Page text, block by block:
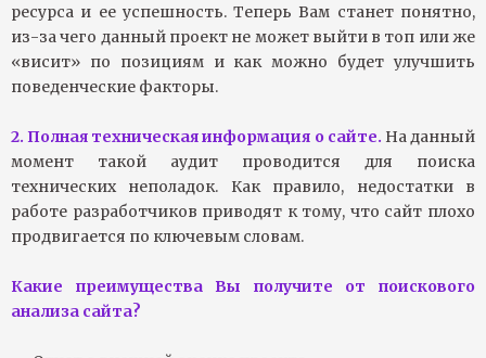
ресурса и ее успешность. Теперь Вам станет понятно,
из-за чего данный проект не может выйти в топ или же
«висит» по позициям и как можно будет улучшить
поведенческие факторы.
2. Полная техническая информация о сайте. На данный
момент такой аудит проводится для поиска
технических неполадок. Как правило, недостатки в
работе разработчиков приводят к тому, что сайт плохо
продвигается по ключевым словам.
Какие преимущества Вы получите от поискового
анализа сайта?